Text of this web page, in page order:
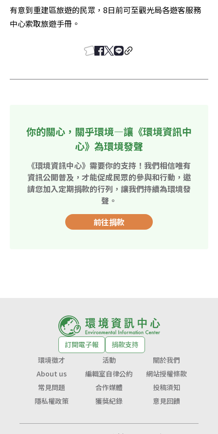
有意到重建區旅遊的民眾，8日前可至觀光局各遊客服務
中心索取旅遊手冊。
你的關心，關乎環境—讓《環境資訊中
心》為環境發聲
《環境資訊中心》需要你的支持！我們相信唯有
資訊公開普及，才能促成民眾的參與和行動，邀
請您加入定期捐款的行列，讓我們持續為環境發
聲。
前往捐款
訂閱電子報
捐款支持
環境徵才
活動
關於我們
About us
編輯室自律公約
網站授權條款
常見問題
合作媒體
投稿須知
隱私權政策
獲獎紀錄 意見回饋